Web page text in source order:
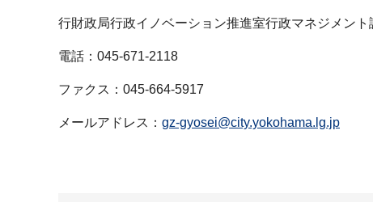
行財政局行政イノベーション推進室行政マネジメント
電話：045-671-2118
ファクス：045-664-5917
メールアドレス： gz-gyosei@city.yokohama.lg.jp